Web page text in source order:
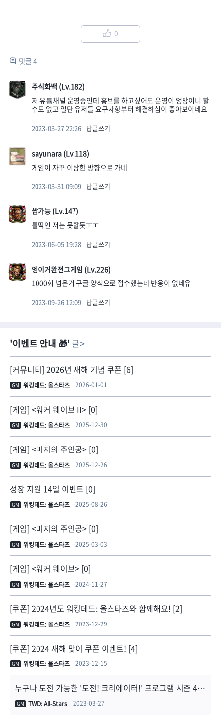
0
댓글 4
주식화백 (Lv.182)
저 유튭채널 운영중인데 홍보를 하고싶어도 운영이 엉망이니 할
수도 없고 일단 유저들 요구사항부터 해결하심이 좋아보이네요
2023-03-27 22:26 답글쓰기
sayunara (Lv.118)
게임이 자꾸 이상한 방향으로 가네
2023-03-31 09:09 답글쓰기
쌉가능 (Lv.147)
틀딱인 저는 못할듯ㅜㅜ
2023-06-05 19:28 답글쓰기
엥이거완전그게임 (Lv.226)
1000회 넘은거 구글 양식으로 접수했는데 반응이 없네유
2023-09-26 12:09 답글쓰기
이벤트 안내 🎁 글
[커뮤니티] 2026년 새해 기념 쿠폰 [6]
GM 워킹데드: 올스타즈 2026-01-01
[게임] <워커 웨이브 II> [0]
GM 워킹데드: 올스타즈 2025-12-30
[게임] <미지의 주인공> [0]
GM 워킹데드: 올스타즈 2025-12-26
성장 지원 14일 이벤트 [0]
GM 워킹데드: 올스타즈 2025-08-26
[게임] <미지의 주인공> [0]
GM 워킹데드: 올스타즈 2025-03-03
[게임] <워커 웨이브> [0]
GM 워킹데드: 올스타즈 2024-11-27
[쿠폰] 2024년도 워킹데드: 올스타즈와 함께해요! [2]
GM 워킹데드: 올스타즈 2023-12-29
[쿠폰] 2024 새해 맞이 쿠폰 이벤트! [4]
GM 워킹데드: 올스타즈 2023-12-15
누구나 도전 가능한 '도전! 크리에이터!' 프로그램 시즌 4 오픈 안내 [4]
GM TWD: All-Stars 2023-03-27